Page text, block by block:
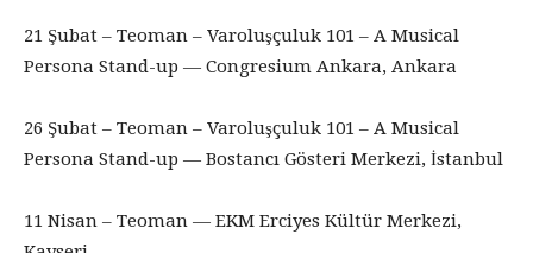
21 Şubat – Teoman – Varoluşçuluk 101 – A Musical
Persona Stand-up — Congresium Ankara, Ankara
26 Şubat – Teoman – Varoluşçuluk 101 – A Musical
Persona Stand-up — Bostancı Gösteri Merkezi, İstanbul
11 Nisan – Teoman — EKM Erciyes Kültür Merkezi,